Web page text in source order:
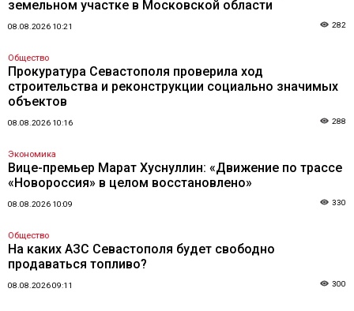
земельном участке в Московской области
08.08.2026 10:21 282
Общество
Прокуратура Севастополя проверила ход
строительства и реконструкции социально значимых
объектов
08.08.2026 10:16 288
Экономика
Вице-премьер Марат Хуснуллин: «Движение по трассе
«Новороссия» в целом восстановлено»
08.08.2026 10:09 330
Общество
На каких АЗС Севастополя будет свободно
продаваться топливо?
08.08.2026 09:11 300